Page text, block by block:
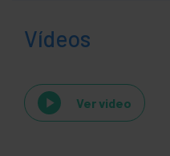
Vídeos
Ver video